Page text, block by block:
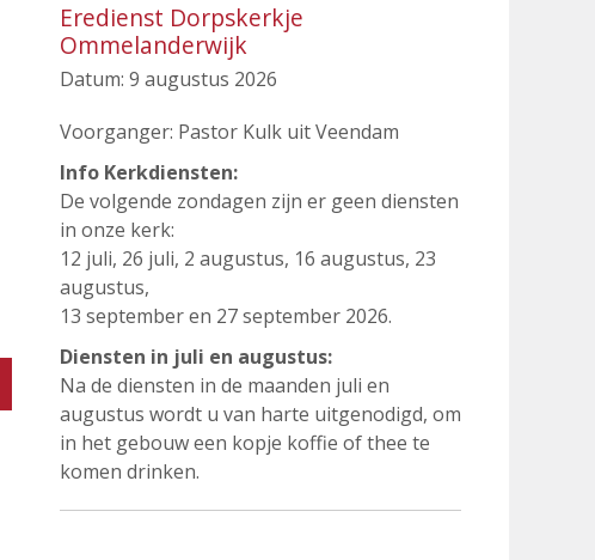
Eredienst Dorpskerkje
Ommelanderwijk
Datum: 9 augustus 2026
Voorganger: Pastor Kulk uit Veendam
Info Kerkdiensten:
De volgende zondagen zijn er geen diensten
in onze kerk:
12 juli, 26 juli, 2 augustus, 16 augustus, 23
augustus,
13 september en 27 september 2026.
Diensten in juli en augustus:
Na de diensten in de maanden juli en
augustus wordt u van harte uitgenodigd, om
in het gebouw een kopje koffie of thee te
komen drinken.